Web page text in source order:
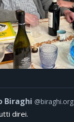
Biraghi @biraghi.org
direi.